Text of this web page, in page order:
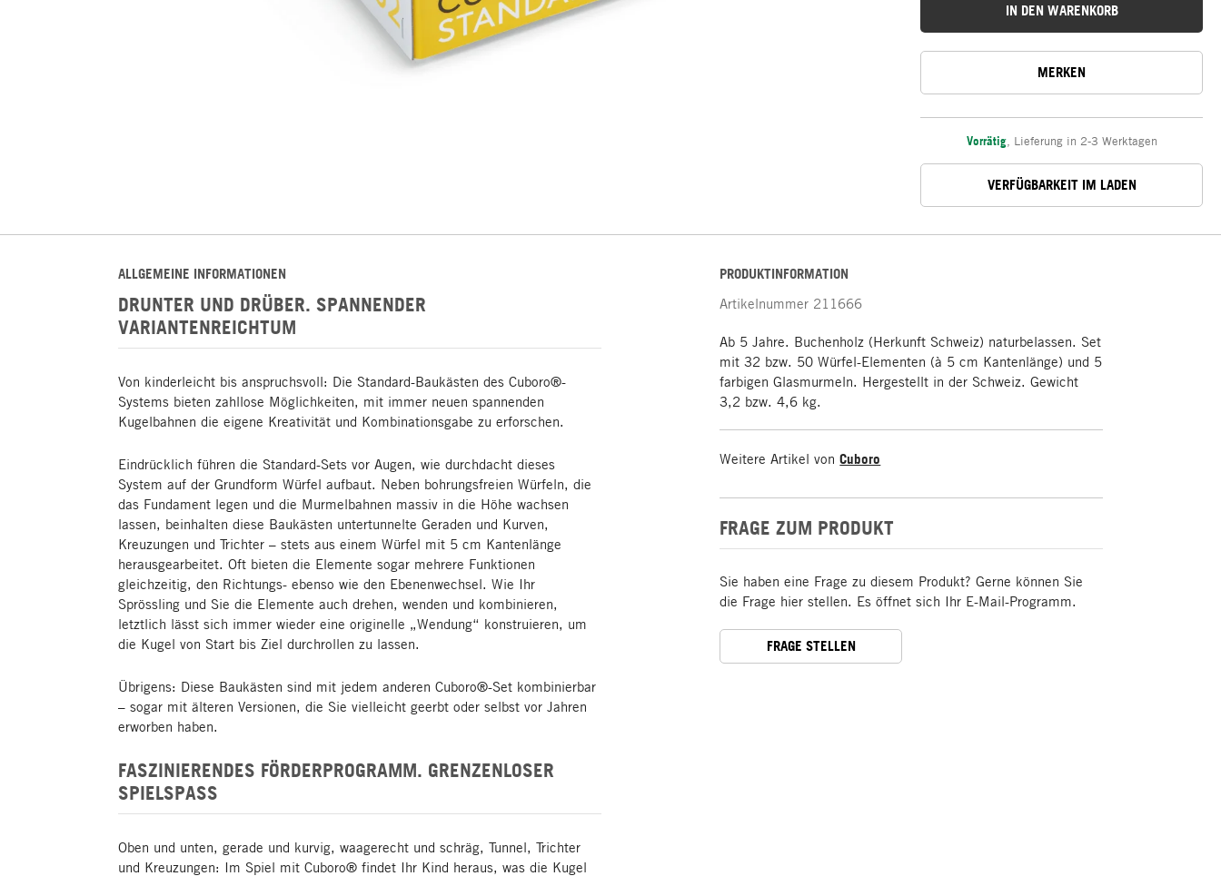
IN DEN WARENKORB
MERKEN
Vorrätig, Lieferung in 2-3 Werktagen
VERFÜGBARKEIT IM LADEN
ALLGEMEINE INFORMATIONEN
DRUNTER UND DRÜBER. SPANNENDER
VARIANTENREICHTUM
Von kinderleicht bis anspruchsvoll: Die Standard-Baukästen des Cuboro®-
Systems bieten zahllose Möglichkeiten, mit immer neuen spannenden
Kugelbahnen die eigene Kreativität und Kombinationsgabe zu erforschen.
Eindrücklich führen die Standard-Sets vor Augen, wie durchdacht dieses
System auf der Grundform Würfel aufbaut. Neben bohrungsfreien Würfeln, die
das Fundament legen und die Murmelbahnen massiv in die Höhe wachsen
lassen, beinhalten diese Baukästen untertunnelte Geraden und Kurven,
Kreuzungen und Trichter – stets aus einem Würfel mit 5 cm Kantenlänge
herausgearbeitet. Oft bieten die Elemente sogar mehrere Funktionen
gleichzeitig, den Richtungs- ebenso wie den Ebenenwechsel. Wie Ihr
Sprössling und Sie die Elemente auch drehen, wenden und kombinieren,
letztlich lässt sich immer wieder eine originelle „Wendung“ konstruieren, um
die Kugel von Start bis Ziel durchrollen zu lassen.
Übrigens: Diese Baukästen sind mit jedem anderen Cuboro®-Set kombinierbar
– sogar mit älteren Versionen, die Sie vielleicht geerbt oder selbst vor Jahren
erworben haben.
FASZINIERENDES FÖRDERPROGRAMM. GRENZENLOSER
SPIELSPASS
Oben und unten, gerade und kurvig, waagerecht und schräg, Tunnel, Trichter
und Kreuzungen: Im Spiel mit Cuboro® findet Ihr Kind heraus, was die Kugel
PRODUKTINFORMATION
Artikelnummer 211666
Ab 5 Jahre. Buchenholz (Herkunft Schweiz) naturbelassen. Set
mit 32 bzw. 50 Würfel-Elementen (à 5 cm Kantenlänge) und 5
farbigen Glasmurmeln. Hergestellt in der Schweiz. Gewicht
3,2 bzw. 4,6 kg.
Weitere Artikel von Cuboro
FRAGE ZUM PRODUKT
Sie haben eine Frage zu diesem Produkt? Gerne können Sie
die Frage hier stellen. Es öffnet sich Ihr E-Mail-Programm.
FRAGE STELLEN